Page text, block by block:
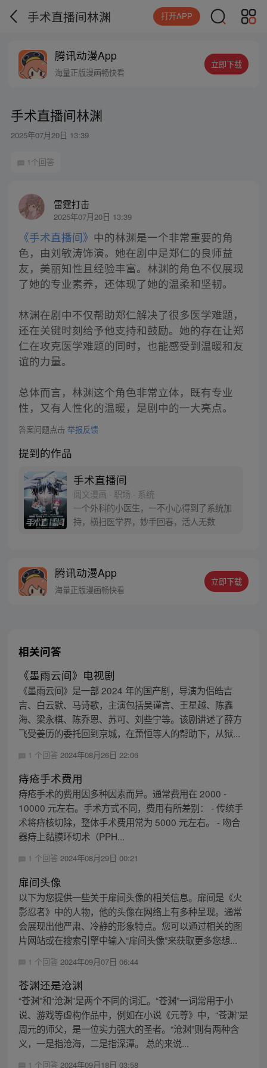
手术直播间林渊 打开APP
腾讯动漫App
海量正版漫画畅快看
立即下载
手术直播间林渊
2025年07月20日 13:39
1个回答
雷霆打击
2025年07月20日 13:39
《手术直播间》 中的林渊是一个非常重要的角
色，由刘敏涛饰演。她在剧中是郑仁的良师益
友，美丽知性且经验丰富。林渊的角色不仅展现
了她的专业素养，还体现了她的温柔和坚韧。
林渊在剧中不仅帮助郑仁解决了很多医学难题，
还在关键时刻给予他支持和鼓励。她的存在让郑
仁在攻克医学难题的同时，也能感受到温暖和友
谊的力量。
总体而言，林渊这个角色非常立体，既有专业
性，又有人性化的温暖，是剧中的一大亮点。
答案问题点击 举报反馈
提到的作品
手术直播间
阅文漫画 · 职场 · 系统
一个外科的小医生，一不小心得到了系统加
持，横扫医学界，妙手回春，活人无数
腾讯动漫App
海量正版漫画畅快看
立即下载
相关问答
《墨雨云间》电视剧
《墨雨云间》是一部 2024 年的国产剧，导演为侣皓吉
吉、白云默、马诗歌，主演包括吴谨言、王星越、陈鑫
海、梁永棋、陈乔恩、苏可、刘些宁等。该剧讲述了薛方
飞受姜历的委托回到京城，在萧恒等人的帮助下，从狱...
1 个回答 2024年08月26日 22:06
痔疮手术费用
痔疮手术的费用因多种因素而异。通常费用在 2000 -
10000 元左右。手术方式不同，费用有所差别： - 传统手
术将痔核切除，整体手术费用常为 5000 元左右。 - 吻合
器痔上黏膜环切术（PPH...
1 个回答 2024年08月29日 00:21
扉间头像
以下为您提供一些关于扉间头像的相关信息。扉间是《火
影忍者》中的人物，他的头像在网络上有多种呈现。通常
会展现出他严肃、冷静的形象特点。您可以通过相关的图
片网站或在搜索引擎中输入“扉间头像”来获取更多您想...
1 个回答 2024年09月07日 06:44
苍渊还是沧渊
“苍渊”和“沧渊”是两个不同的词汇。“苍渊”一词常用于小
说、游戏等虚构作品中，例如在小说《元尊》中，“苍渊”是
周元的师父，是一位实力强大的圣者。“沧渊”则有两种含
义，一是指沧海，二是指深潭。 总的来说...
1 个回答 2024年09月18日 03:58